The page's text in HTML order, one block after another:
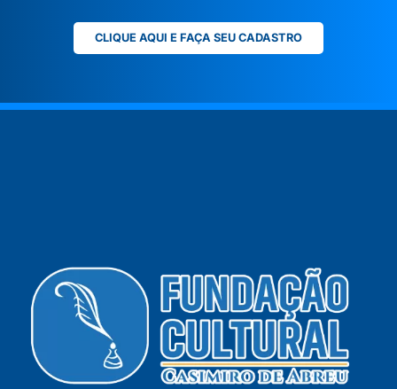
CLIQUE AQUI E FAÇA SEU CADASTRO